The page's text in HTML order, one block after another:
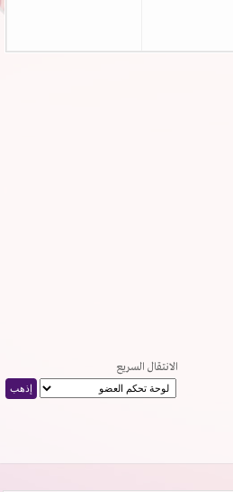
الانتقال السريع